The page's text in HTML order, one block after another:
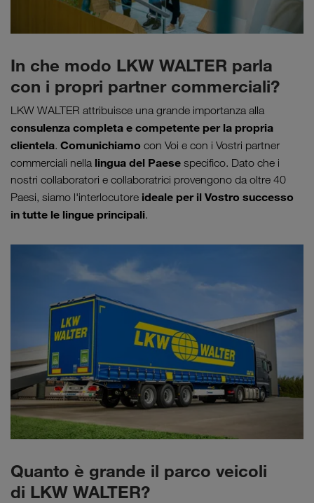
In che modo LKW WALTER parla
con i propri partner commerciali?
LKW WALTER attribuisce una grande importanza alla
consulenza completa e competente per la propria
clientela. Comunichiamo con Voi e con i Vostri partner
commerciali nella lingua del Paese specifico. Dato che i
nostri collaboratori e collaboratrici provengono da oltre 40
Paesi, siamo l'interlocutore ideale per il Vostro successo
in tutte le lingue principali.
Quanto è grande il parco veicoli
di LKW WALTER?